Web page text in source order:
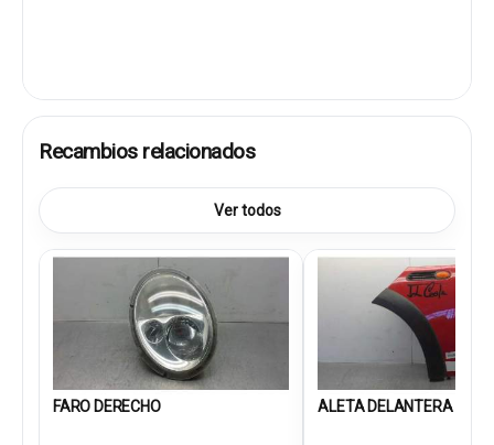
Recambios relacionados
Ver todos
FARO DERECHO ALETA DELANTERA